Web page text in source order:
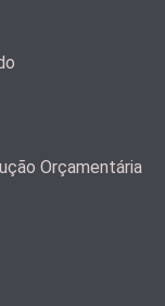
Orçamentária